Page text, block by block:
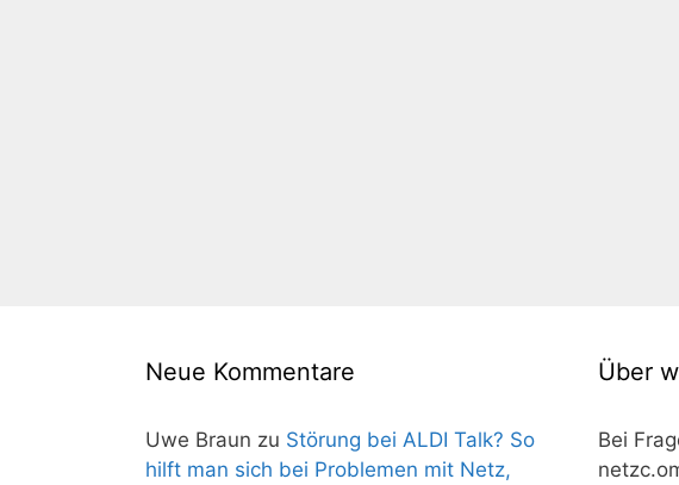
Neue Kommentare
Uwe Braun zu Störung bei ALDI Talk? So
hilft man sich bei Problemen mit Netz,
Über
Bei